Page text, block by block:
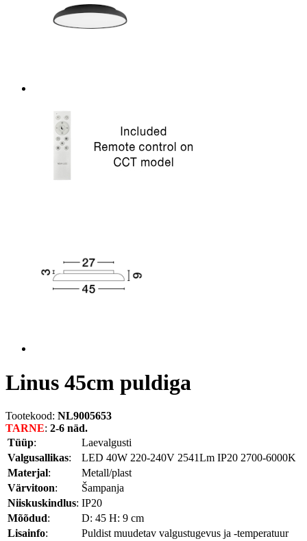
Linus 45cm puldiga
Tootekood: NL9005653
TARNE: 2-6 näd.
Tüüp:
Laevalgusti
Valgusallikas:
LED 40W 220-240V 2541Lm IP20 2700-6000K
Materjal:
Metall/plast
Värvitoon:
Šampanja
Niiskuskindlus: IP20
Mõõdud:
D: 45 H: 9 cm
Lisainfo:
Puldist muudetav valgustugevus ja -temperatuur